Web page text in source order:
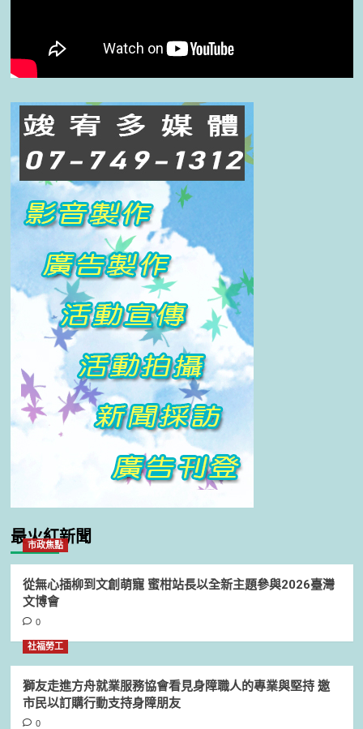
最火紅新聞
市政焦點
從無心插柳到文創萌寵 蜜柑站長以全新主題參與2026臺灣
文博會
0
社福勞工
獅友走進方舟就業服務協會看見身障職人的專業與堅持 邀
市民以訂購行動支持身障朋友
0